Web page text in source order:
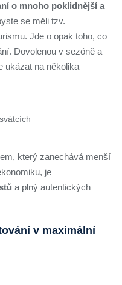
o mnoho poklidnější a
se měli tzv.
Jde o opak toho, co
Dovolenou v sezóně a
ukázat na několika
který zanechává menší
je
a plný autentických
v maximální